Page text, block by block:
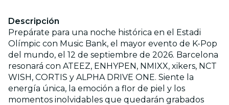
Descripción
Prepárate para una noche histórica en el Estadi
Olímpic con Music Bank, el mayor evento de K-Pop
del mundo, el 12 de septiembre de 2026. Barcelona
resonará con ATEEZ, ENHYPEN, NMIXX, xikers, NCT
WISH, CORTIS y ALPHA DRIVE ONE. Siente la
energía única, la emoción a flor de piel y los
momentos inolvidables que quedarán grabados